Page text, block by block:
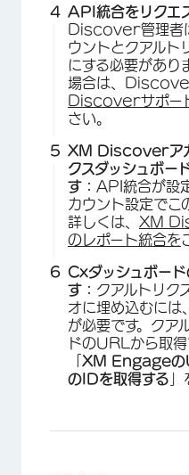
API統合をリクエ
Discover管理者
ウントとクアルト
にする必要があり
場合は、
Discoverサポー
さい。
XM Discoverア
クスダッシュボー
す： API統合が設
カウント設定でこ
詳しくは、 XM
のレポート統合を
Cxダッシュボー
す： クアルトリク
オに埋め込むには
が必要です。クア
ドのURLから取得
XM Engageの
のIDを取得する